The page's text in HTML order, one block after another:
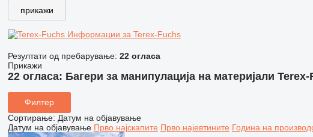
прикажи
Информации за Terex-Fuchs
Резултати од пребарување: 22 огласа
Прикажи
22 огласа: Багери за манипулација на материјали
Филтер
Сортирање: Датум на објавување
Датум на објавување Прво најскапите Прво најевтините Година на